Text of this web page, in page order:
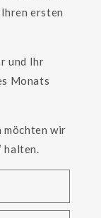
ersten
und Ihr
Monats
wir
halten.